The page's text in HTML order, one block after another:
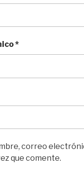
*
correo
que comente.